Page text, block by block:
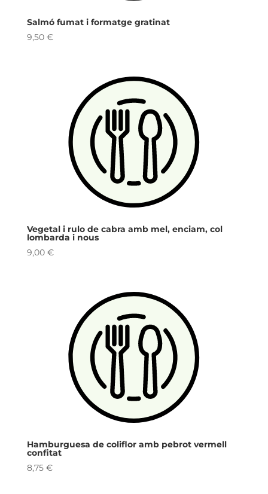
Salmó fumat i formatge gratinat
9,50 €
Vegetal i rulo de cabra amb mel, enciam, col
lombarda i nous
9,00 €
Hamburguesa de coliflor amb pebrot vermell
confitat
8,75 €